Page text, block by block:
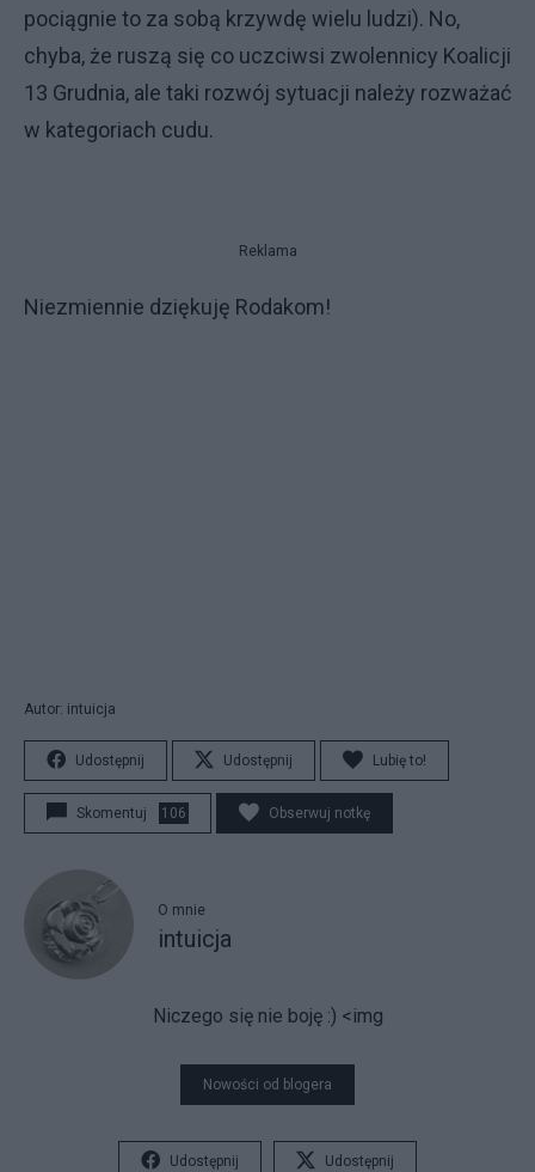
pociągnie to za sobą krzywdę wielu ludzi). No,
chyba, że ruszą się co uczciwsi zwolennicy Koalicji
13 Grudnia, ale taki rozwój sytuacji należy rozważać
w kategoriach cudu.
Reklama
Niezmiennie dziękuję Rodakom!
Autor: intuicja
Udostępnij Udostępnij Lubię to!
Skomentuj 106 Obserwuj notkę
O mnie
intuicja
Niczego się nie boję :) <img
Nowości od blogera
Udostępnij Udostępnij